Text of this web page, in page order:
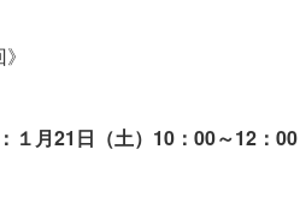
１月21日（土）10：00～12：00